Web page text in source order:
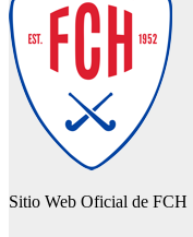
Sitio Web Oficial de FCH